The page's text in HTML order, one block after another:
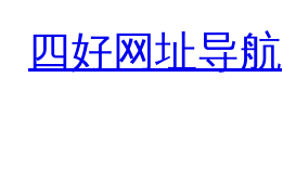
四好网址导航